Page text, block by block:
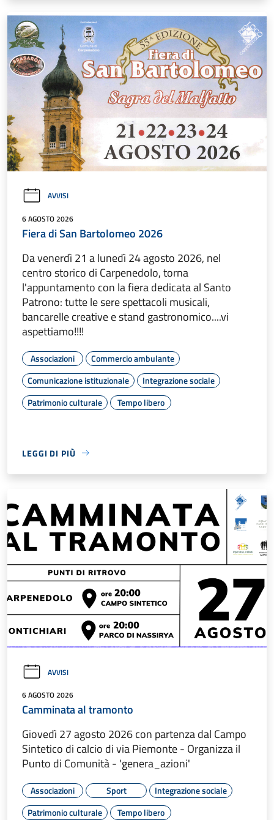
AVVISI
6 AGOSTO 2026
Fiera di San Bartolomeo 2026
Da venerdì 21 a lunedì 24 agosto 2026, nel
centro storico di Carpenedolo, torna
l'appuntamento con la fiera dedicata al Santo
Patrono: tutte le sere spettacoli musicali,
bancarelle creative e stand gastronomico....vi
aspettiamo!!!!
Associazioni
Commercio ambulante
Comunicazione istituzionale
Integrazione sociale
Patrimonio culturale
Tempo libero
LEGGI DI PIÙ
AVVISI
6 AGOSTO 2026
Camminata al tramonto
Giovedì 27 agosto 2026 con partenza dal Campo
Sintetico di calcio di via Piemonte - Organizza il
Punto di Comunità - 'genera_azioni'
Associazioni Sport
Integrazione sociale
Patrimonio culturale
Tempo libero